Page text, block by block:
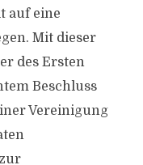
auf eine
Mit dieser
des Ersten
Beschluss
Vereinigung